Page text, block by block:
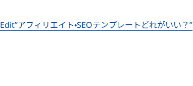
Edit”アフィリエイト・SEOテンプレートどれがいい？”